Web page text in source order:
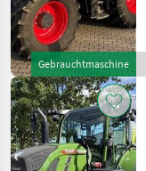
209
Vario
(Gen3)
210
Vario
(Gen3)
211
Vario
211
Gebrauchtmaschine